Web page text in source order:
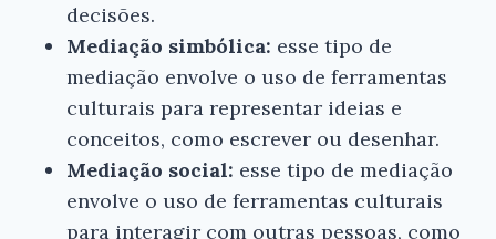
decisões.
Mediação simbólica: esse tipo de
mediação envolve o uso de ferramentas
culturais para representar ideias e
conceitos, como escrever ou desenhar.
Mediação social: esse tipo de mediação
envolve o uso de ferramentas culturais
para interagir com outras pessoas, como